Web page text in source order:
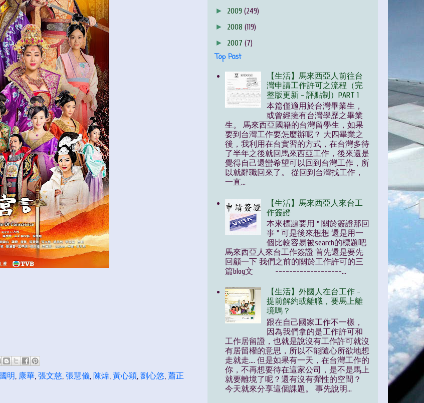
明, 康華, 張文慈, 張慧儀, 陳煒, 黃心穎, 劉心悠, 蕭正
► 2009 (249)
► 2008 (119)
► 2007 (7)
Top Post
【生活】馬來西亞人前往台
灣申請工作許可之流程（完
整版更新 - 評點制）PART 1
本篇僅適用於台灣畢業生，
或曾經擁有台灣學歷之畢業
生。 馬來西亞國籍的台灣留學生，如果
要到台灣工作要怎麼辦呢？ 大四畢業之
後，我利用在台實習的方式，在台灣多待
了半年之後就回馬來西亞工作，後來還是
覺得自己還蠻希望可以回到台灣工作，所
以就辭職回來了。 從回到台灣找工作，
一直...
【生活】馬來西亞人來台工
作簽證
本來標題要用 " 關於簽證那回
事 " 可是後來想想 還是用一
個比較容易被search的標題吧
馬來西亞人來台工作簽證 首先還是要先
回顧一下 我們之前的關於工作許可的三
篇blog文 -------------------...
【生活】外國人在台工作 -
提前解約或離職，要馬上離
境嗎？
跟在自己國家工作不一樣，
因為我們拿的是工作許可和
工作居留證，也就是說沒有工作許可就沒
有居留權的意思，所以不能隨心所欲地想
走就走.... 但是如果有一天，在台灣工作的
你，不再想要待在這家公司，是不是馬上
就要離境了呢？還有沒有彈性的空間？
今天就來分享這個課題。 事先說明...